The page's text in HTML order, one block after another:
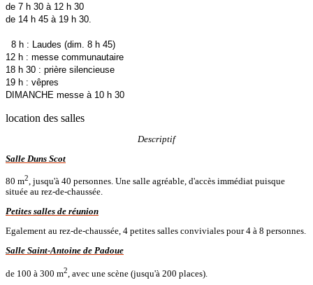
de 7 h 30 à 12 h 30
de 14 h 45 à 19 h 30.
8 h : Laudes (dim. 8 h 45)
12 h : messe communautaire
18 h 30 : prière silencieuse
19 h : vêpres
DIMANCHE messe à 10 h 30
location des salles
Descriptif
Salle Duns Scot
80 m2, jusqu'à 40 personnes. Une salle agréable, d'accès immédiat puisque
située au rez-de-chaussée.
Petites salles de réunion
Egalement au rez-de-chaussée, 4 petites salles conviviales pour 4 à 8 personnes.
Salle Saint-Antoine de Padoue
de 100 à 300 m2 , avec une scène (jusqu'à 200 places).